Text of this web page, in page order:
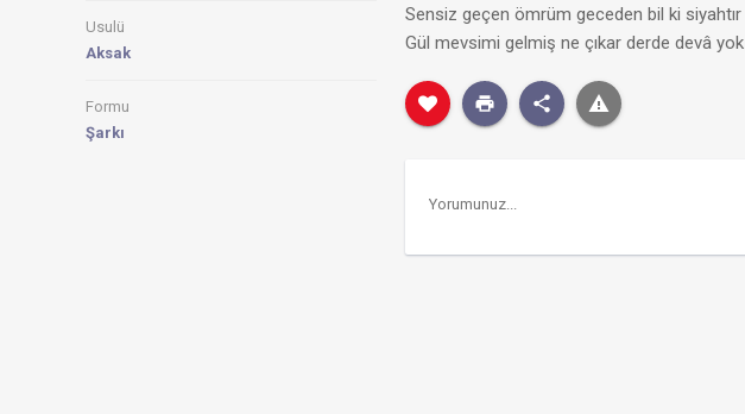
Usulü
Aksak
Formu
Şarkı
Sensiz geçen ömrüm geceden bil ki siyahtır
Gül mevsimi gelmiş ne çıkar derde devâ yok